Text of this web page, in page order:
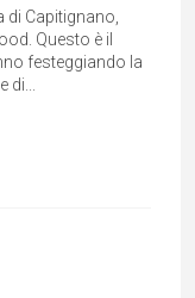
di Capitignano,
Questo è il
festeggiando la